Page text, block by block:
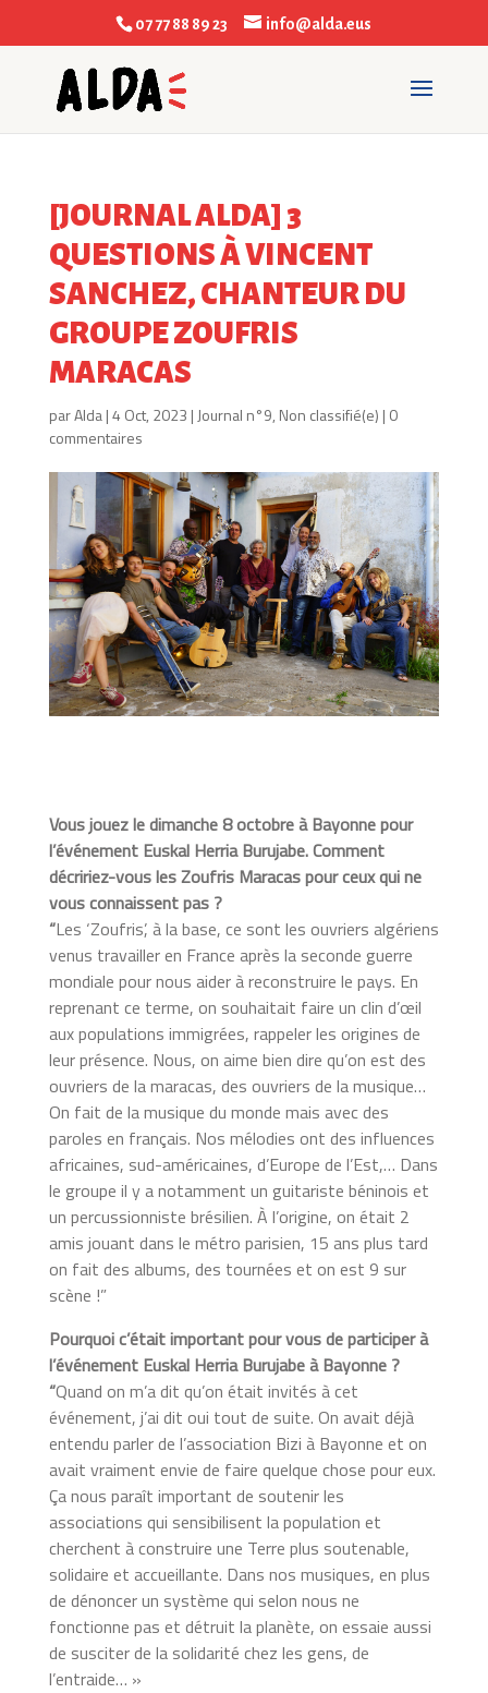
07 77 88 89 23 info@alda.eus
[JOURNAL ALDA] 3
QUESTIONS À VINCENT
SANCHEZ, CHANTEUR DU
GROUPE ZOUFRIS
MARACAS
parAlda|4 Oct, 2023 | Journal n°9, Non classifié(e) | 0
commentaires
Vous jouez le dimanche 8 octobre à Bayonne pour
l’événement Euskal Herria Burujabe. Comment
décririez-vous les Zoufris Maracas pour ceux qui ne
vous connaissent pas ?
“Les ‘Zoufris’, à la base, ce sont les ouvriers algériens
venus travailler en France après la seconde guerre
mondiale pour nous aider à reconstruire le pays. En
reprenant ce terme, on souhaitait faire un clin d’œil
aux populations immigrées, rappeler les origines de
leur présence. Nous, on aime bien dire qu’on est des
ouvriers de la maracas, des ouvriers de la musique…
On fait de la musique du monde mais avec des
paroles en français. Nos mélodies ont des influences
africaines, sud-américaines, d’Europe de l’Est,… Dans
le groupe il y a notamment un guitariste béninois et
un percussionniste brésilien. À l’origine, on était 2
amis jouant dans le métro parisien, 15 ans plus tard
on fait des albums, des tournées et on est 9 sur
scène !”
Pourquoi c’était important pour vous de participer à
l’événement Euskal Herria Burujabe à Bayonne ?
“Quand on m’a dit qu’on était invités à cet
événement, j’ai dit oui tout de suite. On avait déjà
entendu parler de l’association Bizi à Bayonne et on
avait vraiment envie de faire quelque chose pour eux.
Ça nous paraît important de soutenir les
associations qui sensibilisent la population et
cherchent à construire une Terre plus soutenable,
solidaire et accueillante. Dans nos musiques, en plus
de dénoncer un système qui selon nous ne
fonctionne pas et détruit la planète, on essaie aussi
de susciter de lasolidarité chez les gens, de
l’entraide… »